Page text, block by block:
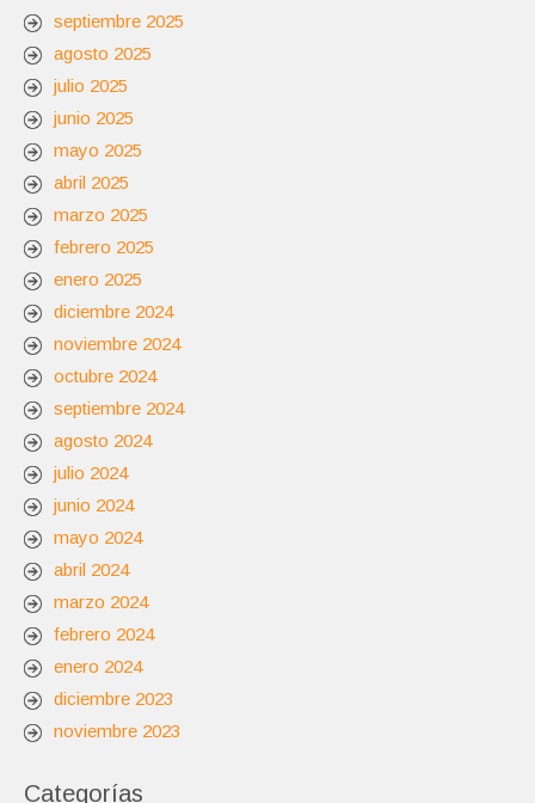
septiembre 2025
agosto 2025
julio 2025
junio 2025
mayo 2025
abril 2025
marzo 2025
febrero 2025
enero 2025
diciembre 2024
noviembre 2024
octubre 2024
septiembre 2024
agosto 2024
julio 2024
junio 2024
mayo 2024
abril 2024
marzo 2024
febrero 2024
enero 2024
diciembre 2023
noviembre 2023
Categorías